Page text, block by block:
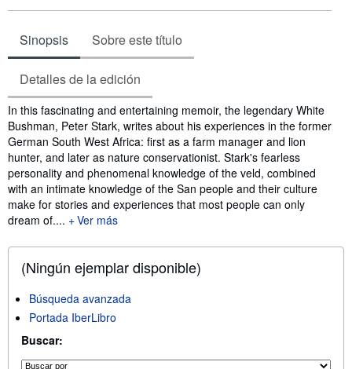
Sinopsis Sobre este título
Detalles de la edición
Sinopsis
In this fascinating and entertaining memoir, the legendary White
Bushman, Peter Stark, writes about his experiences in the former
German South West Africa: first as a farm manager and lion
hunter, and later as nature conservationist. Stark's fearless
personality and phenomenal knowledge of the veld, combined
with an intimate knowledge of the San people and their culture
make for stories and experiences that most people can only
dream of....
Ver más
(Ningún ejemplar disponible)
Búsqueda avanzada
Portada IberLibro
Buscar: